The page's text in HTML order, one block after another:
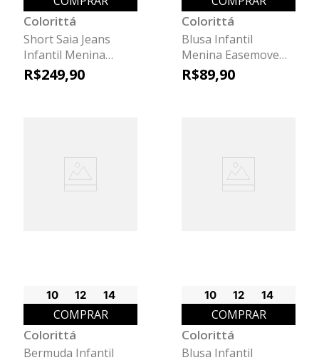
Colorittá
Short Saia Jeans
Infantil Menina
Colorittá Preto
R$249,90
Colorittá
Blusa Infantil
Menina Easemove
Colorittá Rosa
R$89,90
10 12 14
COMPRAR
Colorittá
Bermuda Infantil
10 12 14
COMPRAR
Colorittá
Blusa Infantil